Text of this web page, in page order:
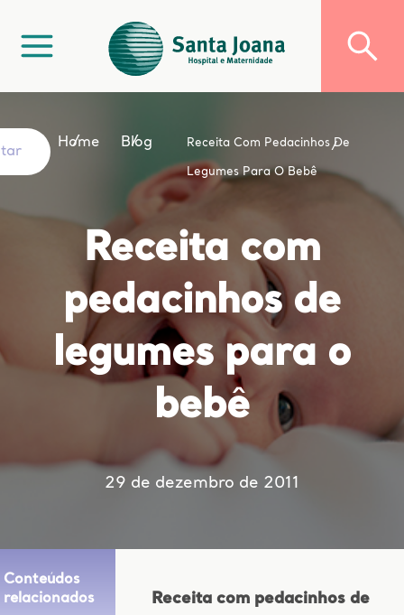
Home Blog Receita Com Pedacinhos De
Legumes Para O Bebê
Receita com
pedacinhos de
legumes para o
bebê
29 de dezembro de 2011
Conteúdos
relacionados
Receita com pedacinhos de